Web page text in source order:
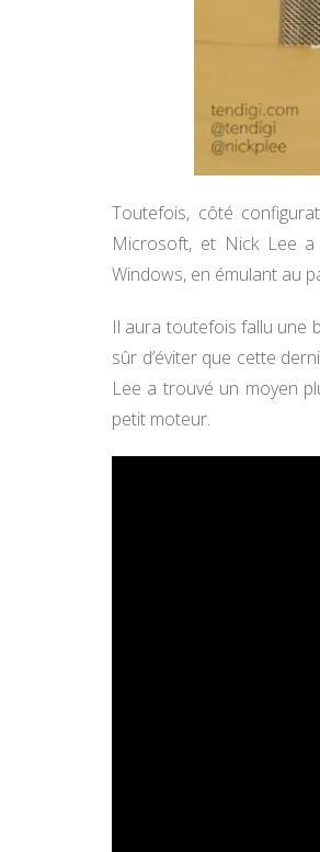
Toutefois, côté
Microsoft, et Nick Lee a
Windows, en émulant au
Il aura toutefois fallu une
sûr d’éviter que cette
Lee a trouvé un moyen
petit moteur.